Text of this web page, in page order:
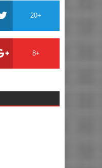
20+
8+